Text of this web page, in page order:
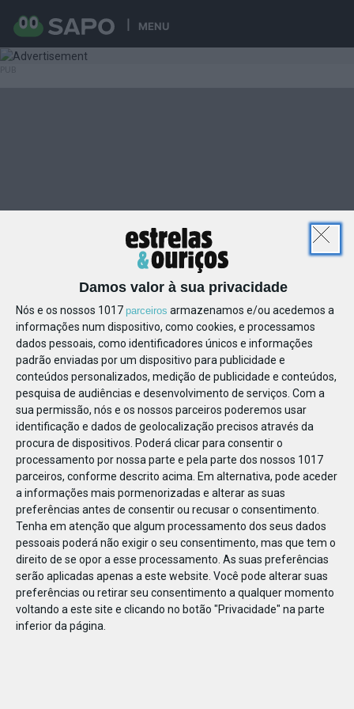
Damos valor à sua privacidade
Nós e os nossos 1017 parceiros armazenamos e/ou acedemos a
informações num dispositivo, como cookies, e processamos
dados pessoais, como identificadores únicos e informações
padrão enviadas por um dispositivo para publicidade e
conteúdos personalizados, medição de publicidade e conteúdos,
pesquisa de audiências e desenvolvimento de serviços. Com a
sua permissão, nós e os nossos parceiros poderemos usar
identificação e dados de geolocalização precisos através da
procura de dispositivos. Poderá clicar para consentir o
processamento por nossa parte e pela parte dos nossos 1017
parceiros, conforme descrito acima. Em alternativa, pode aceder
a informações mais pormenorizadas e alterar as suas
preferências antes de consentir ou recusar o consentimento.
Tenha em atenção que algum processamento dos seus dados
pessoais poderá não exigir o seu consentimento, mas que tem o
direito de se opor a esse processamento. As suas preferências
serão aplicadas apenas a este website. Você pode alterar suas
preferências ou retirar seu consentimento a qualquer momento
voltando a este site e clicando no botão "Privacidade" na parte
inferior da página.
MENU
464491419986618